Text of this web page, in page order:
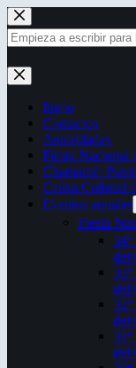
Saltar
al
contenido
Sin
resultados
Inicio
Contactos
Autoridades
Fiesta Nacional
Chamamé:
Censo Cultural
Eventos anuales
Fiesta
34ª
del
33ª
del
32ª
del
31ª
del